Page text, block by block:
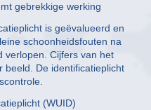
gebrekkige werking
is geëvalueerd en
schoonheidsfouten na
verlopen. Cijfers van het
beeld. De identificatieplicht
(WUID)